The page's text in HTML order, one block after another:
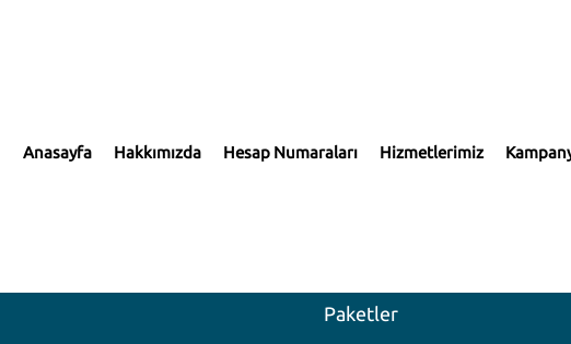
Anasayfa Hakkımızda Hesap Numaraları Hizmetlerimiz
Paketler